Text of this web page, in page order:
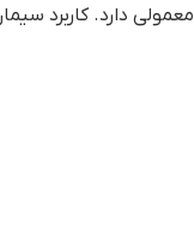
معمولی دارد. کاربرد